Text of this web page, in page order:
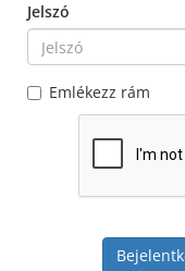
Jelszó
Emlékezz rám